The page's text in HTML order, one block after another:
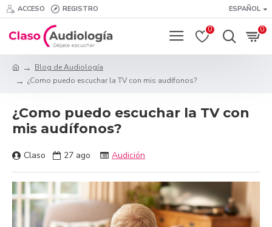
ACCESO REGISTRO ESPAÑOL
0 0
Blog de Audiología
¿Como puedo escuchar la TV con mis audífonos?
¿Como puedo escuchar la TV con
mis audífonos?
Claso 27 ago Audición